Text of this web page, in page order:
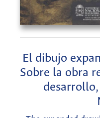
El dibujo
Sobre la obra